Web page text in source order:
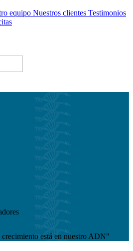
equipo Nuestros clientes Testimonios
crecimiento está en nuestro ADN"